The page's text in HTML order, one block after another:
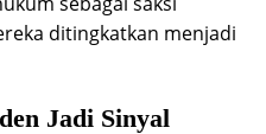
ditingkatkan menjadi
Jadi Sinyal